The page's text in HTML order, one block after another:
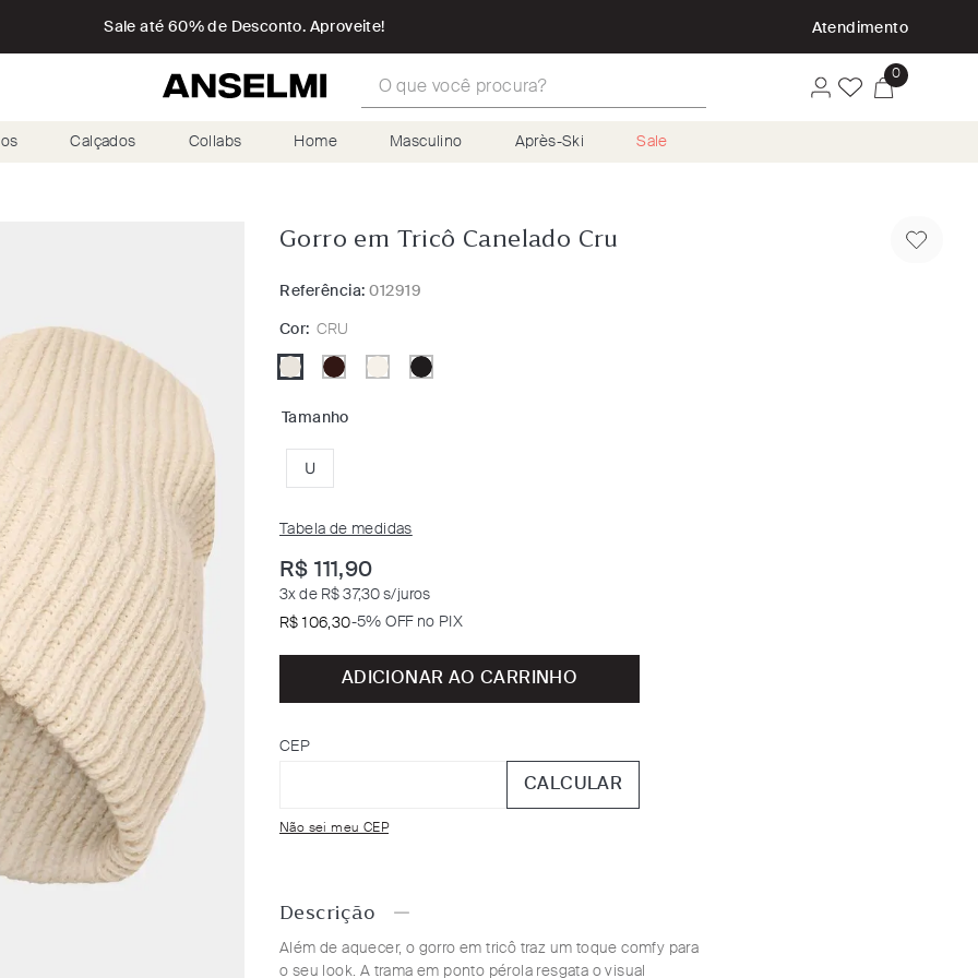
Sale até 60% de Desconto. Aproveite! Atendimento
0
Calçados Collabs Home Masculino Après-Ski Sale
Gorro em Tricô Canelado Cru
Referência: 012919
Cor: CRU
Tamanho
U
Tabela de medidas
R$ 111 ,90
3x de R$ 37,30 s/juros
R$ 106,30-5% OFF no PIX
ADICIONAR AO CARRINHO
CEP
Não sei meu CEP
CALCULAR
Descrição
Além de aquecer, o gorro em tricô traz um toque comfy para
o seu look. A trama em ponto pérola resgata o visual